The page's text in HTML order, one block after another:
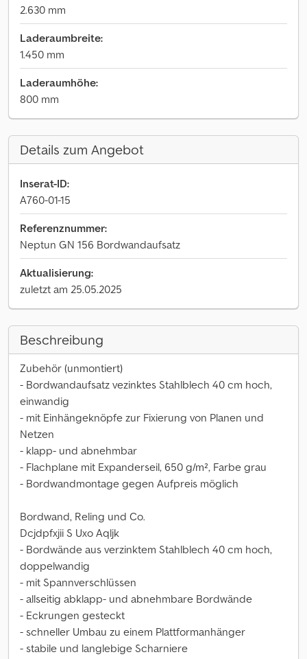
2.630 mm
Laderaumbreite:
1.450 mm
Laderaumhöhe:
800 mm
Details zum Angebot
Inserat-ID:
A760-01-15
Referenznummer:
Neptun GN 156 Bordwandaufsatz
Aktualisierung:
zuletzt am 25.05.2025
Beschreibung
Zubehör (unmontiert)
- Bordwandaufsatz vezinktes Stahlblech 40 cm hoch,
einwandig
- mit Einhängeknöpfe zur Fixierung von Planen und
Netzen
- klapp- und abnehmbar
- Flachplane mit Expanderseil, 650 g/m², Farbe grau
- Bordwandmontage gegen Aufpreis möglich
Bordwand, Reling und Co.
Dcjdpfxjii S Uxo Aqljk
- Bordwände aus verzinktem Stahlblech 40 cm hoch,
doppelwandig
- mit Spannverschlüssen
- allseitig abklapp- und abnehmbare Bordwände
- Eckrungen gesteckt
- schneller Umbau zu einem Plattformanhänger
- stabile und langlebige Scharniere